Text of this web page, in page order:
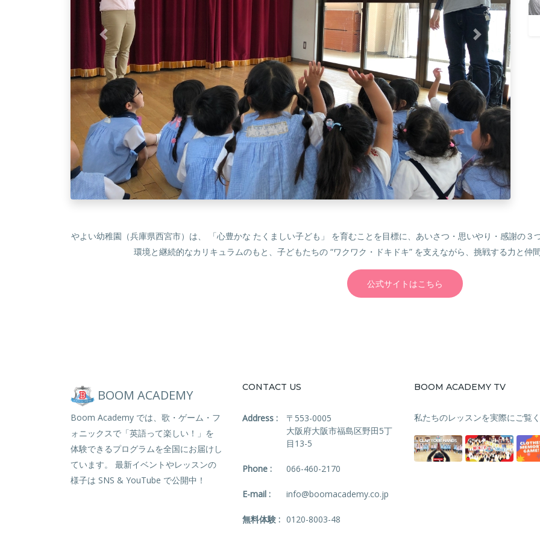
やよい幼稚園（兵庫県西宮市）は、 「心豊かな たくましい子ども」 を育むことを目標に、あいさつ・思いやり・感謝の
環境と継続的なカリキュラムのもと、子どもたちの “ワクワク・ドキドキ” を支えながら、挑戦する力と仲
公式サイトはこちら
BOOM ACADEMY
Boom Academy では、歌・ゲーム・フ
ォニックスで「英語って楽しい！」を
体験できるプログラムを全国にお届けし
ています。 最新イベントやレッスンの
様子は SNS & YouTube で公開中！
CONTACT US
Address :
〒553-0005
大阪府大阪市福島区野田5丁
目13-5
Phone : 066-460-2170
E-mail : info@boomacademy.co.jp
無料体験 : 0120-8003-48
BOOM ACADEMY TV
私たちのレッスンを実際にご覧